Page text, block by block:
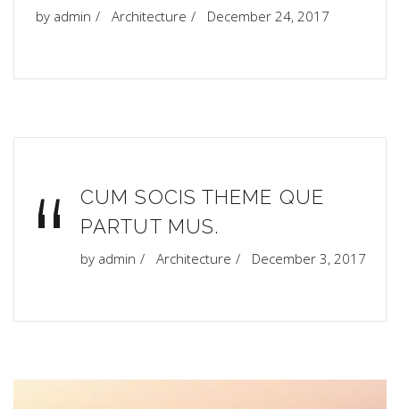
by admin Architecture December 24, 2017
“
CUM SOCIS THEME QUE
PARTUT MUS.
by admin Architecture December 3, 2017